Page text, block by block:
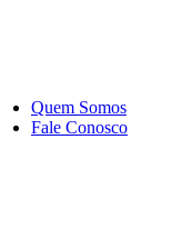
Quem Somos
Fale Conosco